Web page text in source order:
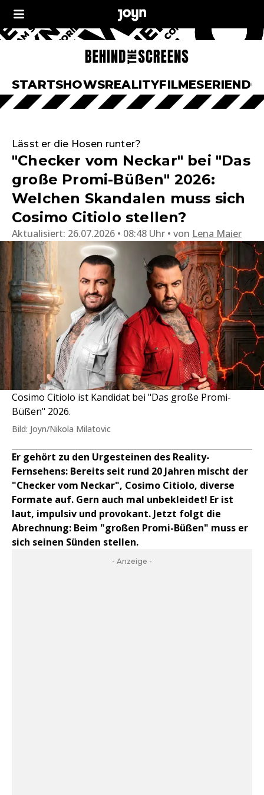
STARTSHOWSREALITYFILMESERIEN
Lässt er die Hosen runter?
"Checker vom Neckar" bei "Das
große Promi-Büßen" 2026:
Welchen Skandalen muss sich
Cosimo Citiolo stellen?
Aktualisiert: 26.07.2026 • 08:48 Uhr von Lena Maier
Cosimo Citiolo ist Kandidat bei "Das große Promi-
Büßen" 2026.
Bild: Joyn/Nikola Milatovic
Er gehört zu den Urgesteinen des Reality-
Fernsehens: Bereits seit rund 20 Jahren mischt der
"Checker vom Neckar", Cosimo Citiolo, diverse
Formate auf. Gern auch mal unbekleidet! Er ist
laut, impulsiv und provokant. Jetzt folgt die
Abrechnung: Beim "großen Promi-Büßen" muss er
sich seinen Sünden stellen.
- Anzeige -